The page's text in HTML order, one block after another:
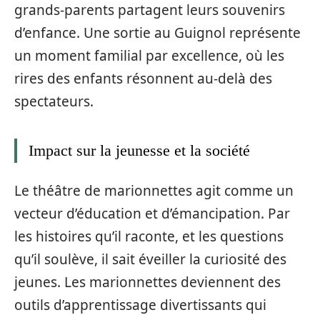
grands-parents partagent leurs souvenirs
d’enfance. Une sortie au Guignol représente
un moment familial par excellence, où les
rires des enfants résonnent au-delà des
spectateurs.
Impact sur la jeunesse et la société
Le théâtre de marionnettes agit comme un
vecteur d’éducation et d’émancipation. Par
les histoires qu’il raconte, et les questions
qu’il soulève, il sait éveiller la curiosité des
jeunes. Les marionnettes deviennent des
outils d’apprentissage divertissants qui